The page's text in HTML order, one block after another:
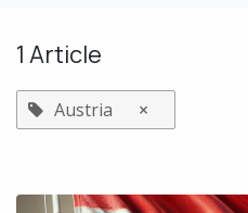
1 Article
Austria ×